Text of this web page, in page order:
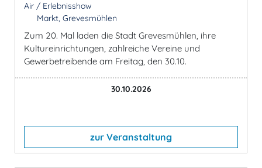
Air / Erlebnisshow
Markt, Grevesmühlen
Zum 20. Mal laden die Stadt Grevesmühlen, ihre
Kultureinrichtungen, zahlreiche Vereine und
Gewerbetreibende am Freitag, den 30.10.
30.10.2026
zur Veranstaltung